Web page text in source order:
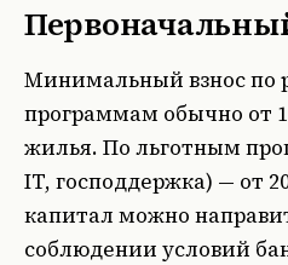
Минимальный взнос по
программам обычно от
жилья. По льготным
IT, господдержка) — от
капитал можно
соблюдении условий